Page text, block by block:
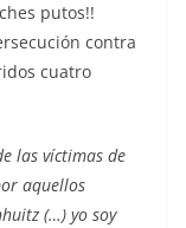
putos!!
contra
cuatro
las víctimas de
aquellos
(…) yo soy